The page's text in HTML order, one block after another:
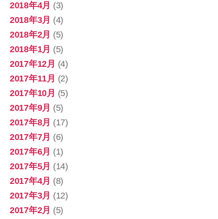
2018年4月 (3)
2018年3月 (4)
2018年2月 (5)
2018年1月 (5)
2017年12月 (4)
2017年11月 (2)
2017年10月 (5)
2017年9月 (5)
2017年8月 (17)
2017年7月 (6)
2017年6月 (1)
2017年5月 (14)
2017年4月 (8)
2017年3月 (12)
2017年2月 (5)